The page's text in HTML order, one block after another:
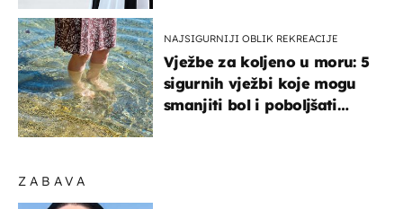
ZABAVA
NAJSIGURNIJI OBLIK REKREACIJE
Vježbe za koljeno u moru: 5
sigurnih vježbi koje mogu
smanjiti bol i poboljšati